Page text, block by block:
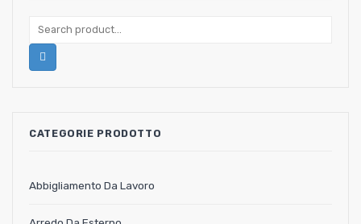
CONTATTI
WISHLIST
CATEGORIE PRODOTTO
Abbigliamento Da Lavoro